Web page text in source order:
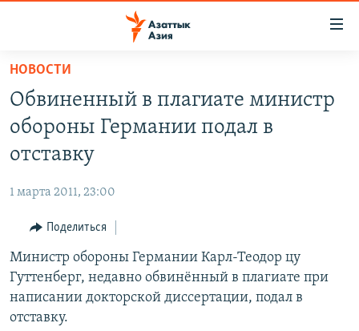
Вернуться
основному
содержанию
Вернутся
главной
навигации
Вернутся
поиску
ЦЕНТРАЛЬНАЯ АЗИЯ
КАЗАХСТАН
ТАДЖИКИСТАН
НОВОСТИ
ВОЙНА В УКРАИНЕ
ҚАЗАҚША
КЫРГЫЗЧА
ЎЗБЕКЧА
ТОҶИКӢ
TÜRKMENÇE
Все сайты РСЕ/РС
НОВОСТИ
Обвиненный в плагиате министр
обороны Германии подал в
отставку
1 марта 2011, 23:00
Поделиться
Министр обороны Германии Карл-Теодор цу
Гуттенберг, недавно обвинённый в плагиате при
написании докторской диссертации, подал в
отставку.